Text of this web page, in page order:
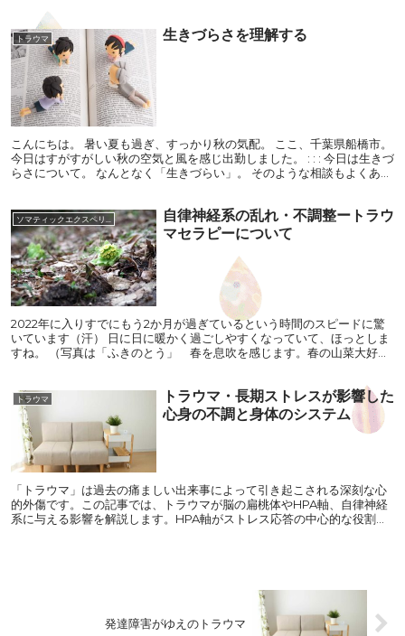
トラウマ 生きづらさを理解する
こんにちは。 暑い夏も過ぎ、すっかり秋の気配。 ここ、千葉県船橋市。
今日はすがすがしい秋の空気と風を感じ出勤しました。 : : : 今日は生きづ
らさについて。 なんとなく「生きづらい」。 そのような相談もよくあり
自律神経系の乱れ・不調整ートラウ
マセラピーについて
2022年に入りすでにもう2か月が過ぎているという時間のスピードに驚
いています（汗） 日に日に暖かく過ごしやすくなっていて、ほっとしま
すね。 （写真は「ふきのとう」 春を息吹を感じます。春の山菜大好き
トラウマ
トラウマ・長期ストレスが影響した
心身の不調と身体のシステム
「トラウマ」は過去の痛ましい出来事によって引き起こされる深刻な心
的外傷です。この記事では、トラウマが脳の扁桃体やHPA軸、自律神経
系に与える影響を解説します。HPA軸がストレス応答の中心的な役割を
発達障害がゆえのトラウマ